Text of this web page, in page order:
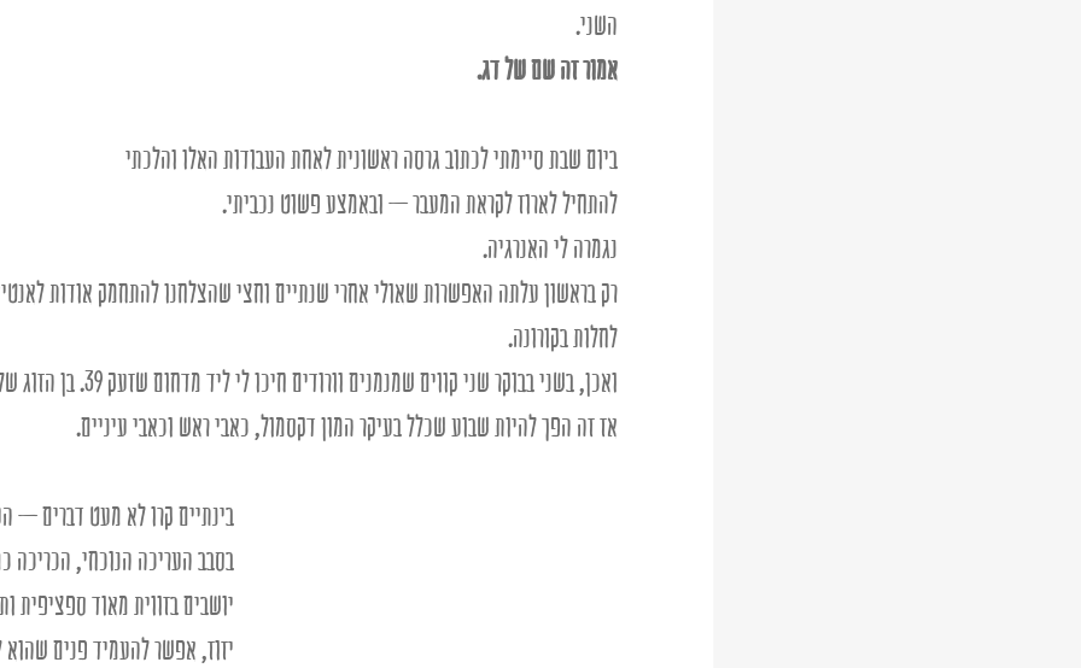
השני.
אמור זה שם של דג.
ביום שבת סיימתי לכתוב גרסה ראשונית לאחת העבודות האלו והלכתי
להתחיל לארוז לקראת המעבר – ובאמצע פשוט נכביתי.
נגמרה לי האנרגיה.
רק בראשון עלתה האפשרות שאולי אחרי שנתיים וחצי שהצלחנו להתחמק אודות
לחלות בקורונה.
ואכן, בשני בבוקר שני קווים שמנמנים וורודים חיכו לי ליד מדחום שזעק 39. בן הזוג שלי נפל לא הרבה אחרי.
אז זה הפך להיות שבוע שכלל בעיקר המון דקסמול, כאבי ראש וכאבי עיניים.
בינתיים קרו לא מעט דברים –
בסבב העריכה הנוכחי, הכריכה
יושבים בזווית מאוד
יזוז, אפשר להעמיד פנים